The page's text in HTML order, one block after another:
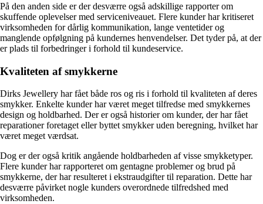
På den anden side er der desværre også adskillige rapporter om
skuffende oplevelser med serviceniveauet. Flere kunder har kritiseret
virksomheden for dårlig kommunikation, lange ventetider og
manglende opfølgning på kundernes henvendelser. Det tyder på, at der
er plads til forbedringer i forhold til kundeservice.
Kvaliteten af smykkerne
Dirks Jewellery har fået både ros og ris i forhold til kvaliteten af deres
smykker. Enkelte kunder har været meget tilfredse med smykkernes
design og holdbarhed. Der er også historier om kunder, der har fået
reparationer foretaget eller byttet smykker uden beregning, hvilket har
været meget værdsat.
Dog er der også kritik angående holdbarheden af visse smykketyper.
Flere kunder har rapporteret om gentagne problemer og brud på
smykkerne, der har resulteret i ekstraudgifter til reparation. Dette har
desværre påvirket nogle kunders overordnede tilfredshed med
virksomheden.